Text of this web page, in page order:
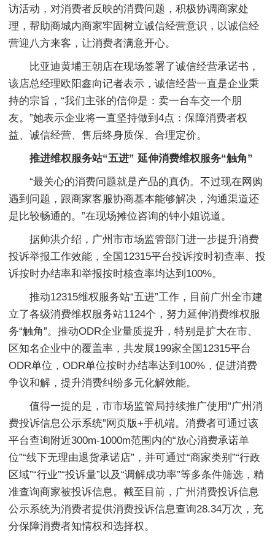
访活动，对消费者反映的消费问题，积极协调商家处
理，帮助商城内商家牢固树立诚信经营意识，以诚信经
营迎八方来客，让消费者满意开心。
比亚迪黄埔王朝店在现场签署了诚信经营承诺书，
该店总经理欧阳鑫向记者表示，诚信经营一直是企业秉
持的宗旨，“我们主张的信仰是：卖一台车交一个朋
友。”她表示企业将一直坚持做到4点：保障消费者权
益、诚信经营、售后终身质保、合理定价。
推进维权服务站“五进” 延伸消费维权服务“触角”
“最关心的消费问题就是产品的真伪。不过现在网购
遇到问题，跟商家客服协商基本能够解决，沟通渠道还
是比较畅通的。”在现场摊位咨询的钟小姐说道。
据帅洪介绍，广州市市场监管部门进一步提升消费
投诉举报工作效能，全国12315平台投诉按时初查率、投
诉按时办结率和举报按时核查率均达到100%。
推动12315维权服务站“五进”工作，目前广州全市建
立了各级消费维权服务站1124个，努力延伸消费维权服
务“触角”。推动ODR企业量质提升，特别是扩大在市、
区知名企业中的覆盖率，共发展199家全国12315平台
ODR单位，ODR单位按时办结率达到100%，促进消费
争议和解，提升消费纠纷多元化解效能。
值得一提的是，市市场监管局持续推广使用“广州消
费投诉信息公示系统”网页版+手机端。消费者可通过该
平台查询附近300m-1000m范围内的“放心消费承诺单
位”“线下无理由退货承诺店”，并可通过“商家类别”“行政
区域”“行业”“投诉量”以及“调解成功率”等多条件筛选，精
准查询商家被投诉信息。截至目前，广州消费投诉信息
公示系统为消费者提供消费投诉信息查询28.34万次，充
分保障消费者知情权和选择权。